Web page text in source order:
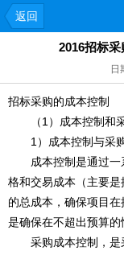
返回
2016招标
日
招标采购的成本控制
（1）成本控制和采
1）成本控制与采购
成本控制是通过一
格和交易成本（主要是
的总成本，确保项目
是确保在不超出预算的
采购成本控制，是